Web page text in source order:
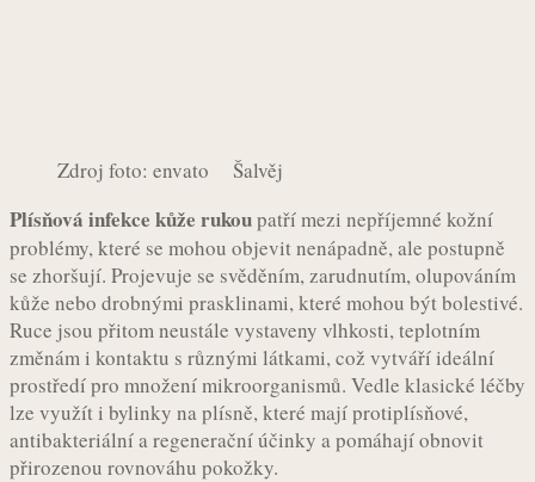
Zdroj foto: envato Šalvěj
Plísňová infekce kůže rukoupatří mezi nepříjemné kožní
problémy, které se mohou objevit nenápadně, ale postupně
se zhoršují. Projevuje se svěděním, zarudnutím, olupováním
kůže nebo drobnými prasklinami, které mohou být bolestivé.
Ruce jsou přitom neustále vystaveny vlhkosti, teplotním
změnám i kontaktu s různými látkami, což vytváří ideální
prostředí pro množení mikroorganismů. Vedle klasické léčby
lze využít i bylinky na plísně, které mají protiplísňové,
antibakteriální a regenerační účinky a pomáhají obnovit
přirozenou rovnováhu pokožky.